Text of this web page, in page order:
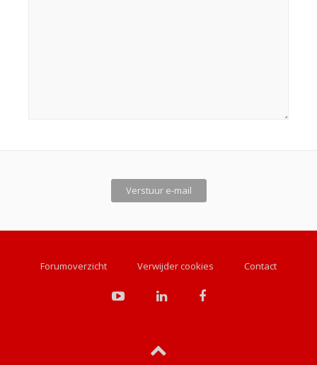
Forumoverzicht Verwijder cookies Contact